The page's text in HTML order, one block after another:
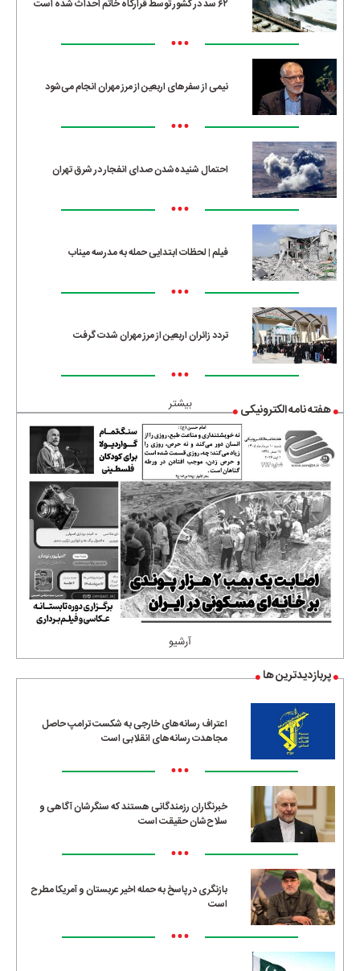
۶۲ سد در کشور توسط قرارگاه خاتم احداث شده است
•••
نیمی از سفرهای اربعین از مرز مهران انجام می‌شود
•••
احتمال شنیده‌شدن صدای انفجار در شرق تهران
•••
فیلم | لحظات ابتدایی حمله به مدرسه میناب
•••
تردد زائران اربعین از مرز مهران شدت گرفت
•••
بیشتر هفته نامه الکترونیکی
آرشیو
پربازدیدترین ها
اعتراف رسانه‌های خارجی به شکست ترامپ حاصل
مجاهدت رسانه‌های انقلابی است
•••
خبرنگاران رزمندگانی هستند که سنگرشان آگاهی و
سلاح‌شان حقیقت است
•••
بازنگری در پاسخ به حمله اخیر عربستان و آمریکا مطرح
است
•••